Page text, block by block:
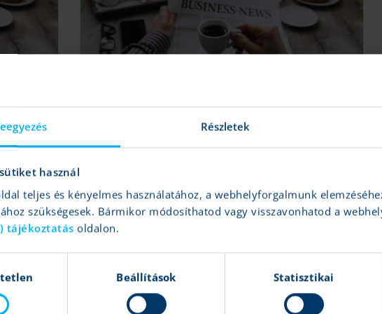
Részletek
használ
teljes és kényelmes használatához, a webhelyforgalmunk
szükségesek. Bármikor módosíthatod vagy visszavonhatod a
tájékoztatás oldalon.
Beállítások Statisztikai
Olaj, nemesfémek, amerikai gazdaság, Nebius